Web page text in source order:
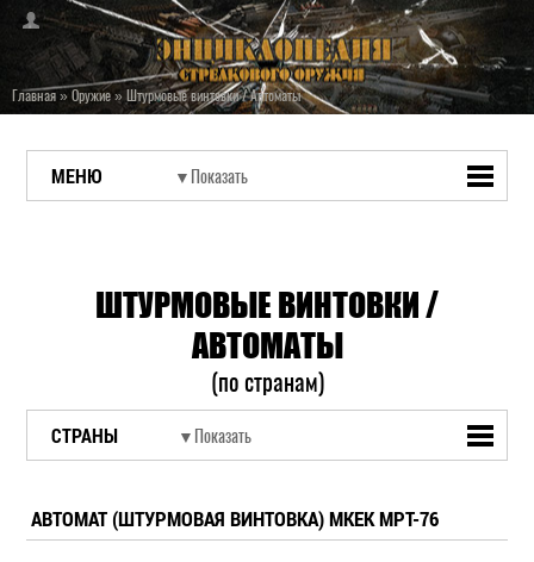
Главная»Оружие» Штурмовые винтовки / Автоматы
МЕНЮ
ШТУРМОВЫЕ ВИНТОВКИ /
АВТОМАТЫ
(по странам)
СТРАНЫ
АВТОМАТ (ШТУРМОВАЯ ВИНТОВКА) MKEK MPT-76